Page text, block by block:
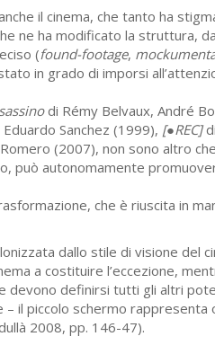
il cinema, che tanto ha
ne ha modificato la struttura,
(found-footage,
in grado di imporsi
di Rémy Belvaux, André
Sanchez (1999), [●REC]
(2007), non sono altro
può autonomamente
che è riuscita in
dallo stile di visione del
a costituire l’eccezione,
devono definirsi tutti gli altri
il piccolo schermo rappresenta
2008, pp. 146-47).